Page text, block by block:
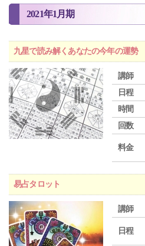
2021年1月期
九星で読み解くあなたの今年の運勢
講師
日程
時間
回数
料金
易占タロット
講師
日程